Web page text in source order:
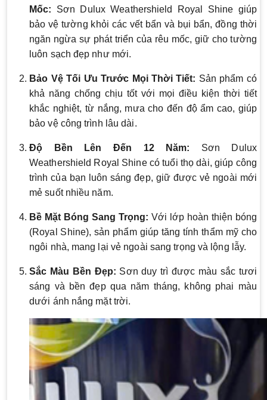
Mốc: Sơn Dulux Weathershield Royal Shine giúp
bảo vệ tường khỏi các vết bẩn và bụi bẩn, đồng thời
ngăn ngừa sự phát triển của rêu mốc, giữ cho tường
luôn sạch đẹp như mới.
Bảo Vệ Tối Ưu Trước Mọi Thời Tiết: Sản phẩm có
khả năng chống chịu tốt với mọi điều kiện thời tiết
khắc nghiệt, từ nắng, mưa cho đến độ ẩm cao, giúp
bảo vệ công trình lâu dài.
Độ Bền Lên Đến 12 Năm: Sơn Dulux
Weathershield Royal Shine có tuổi thọ dài, giúp công
trình của bạn luôn sáng đẹp, giữ được vẻ ngoài mới
mẻ suốt nhiều năm.
Bề Mặt Bóng Sang Trọng: Với lớp hoàn thiện bóng
(Royal Shine), sản phẩm giúp tăng tính thẩm mỹ cho
ngôi nhà, mang lại vẻ ngoài sang trọng và lộng lẫy.
Sắc Màu Bền Đẹp: Sơn duy trì được màu sắc tươi
sáng và bền đẹp qua năm tháng, không phai màu
dưới ánh nắng mặt trời.